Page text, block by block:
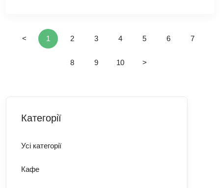
< 1 2 3 4 5 6 7
8 9 10 >
Категорії
Усі категорії
Кафе